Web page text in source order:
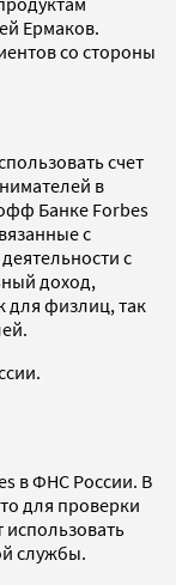
Ермаков.
со стороны
счет
в
Банке Forbes
с
с
доход,
для физлиц, так
в ФНС России. В
для проверки
использовать
службы.